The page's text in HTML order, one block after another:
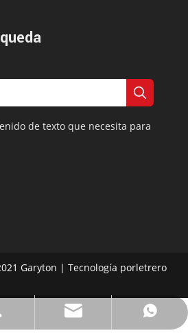
de texto que necesita para
18658123631
18658123631
Garyton | Tecnología porletrero